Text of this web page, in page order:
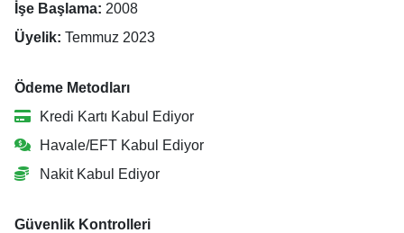
İşe Başlama: 2008
Üyelik: Temmuz 2023
Ödeme Metodları
Kredi Kartı Kabul Ediyor
Havale/EFT Kabul Ediyor
Nakit Kabul Ediyor
Güvenlik Kontrolleri